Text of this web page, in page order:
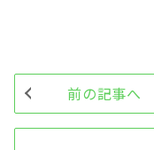
前の記事へ